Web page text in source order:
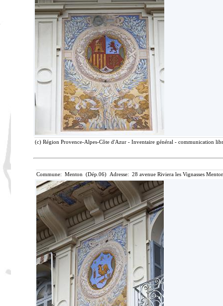
(c) Région Provence-Alpes-Côte d'Azur - Inventaire général - communication
Commune: Menton (Dép.06) Adresse: 28 avenue Riviera les Vignasses